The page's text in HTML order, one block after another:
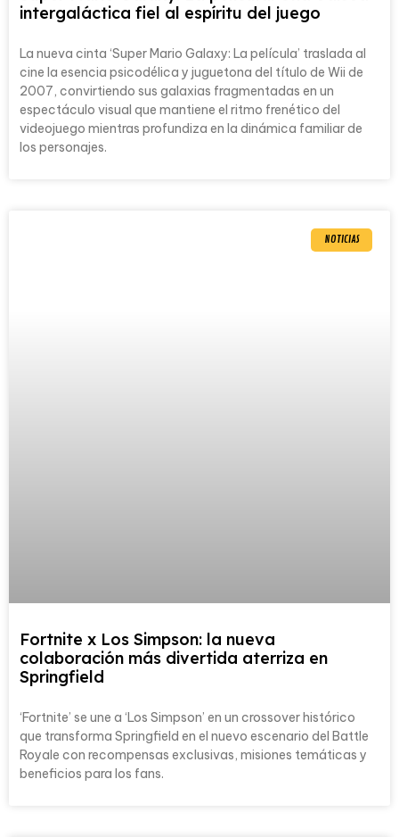
intergaláctica fiel al espíritu del juego
La nueva cinta ‘Super Mario Galaxy: La película’ traslada al
cine la esencia psicodélica y juguetona del título de Wii de
2007, convirtiendo sus galaxias fragmentadas en un
espectáculo visual que mantiene el ritmo frenético del
videojuego mientras profundiza en la dinámica familiar de
los personajes.
NOTICIAS
Fortnite x Los Simpson: la nueva
colaboración más divertida aterriza en
Springfield
‘Fortnite’ se une a ‘Los Simpson’ en un crossover histórico
que transforma Springfield en el nuevo escenario del Battle
Royale con recompensas exclusivas, misiones temáticas y
beneficios para los fans.